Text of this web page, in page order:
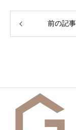
前の記事